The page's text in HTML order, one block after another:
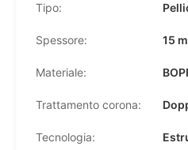
Tipo:
Spessore: 15
Materiale:
Trattamento corona:
Tecnologia: